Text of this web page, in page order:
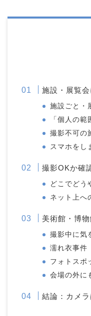
施設・展覧
施設ごと・
「個人の
撮影不可の
スマホをし
撮影OKか確
どこでどう
ネット上へ
美術館・博
撮影中に気
濡れ衣事件
フォトスポ
会場の外に
結論：カメ